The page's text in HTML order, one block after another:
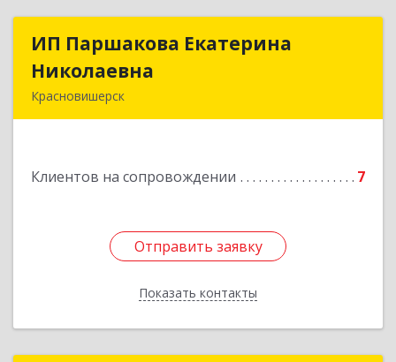
ИП Паршакова Екатерина
Николаевна
Красновишерск
Клиентов на сопровождении 7
Отправить заявку
Показать контакты
ИП Паршакова Екатерина
Подробнее
Отправить заявку
Назад